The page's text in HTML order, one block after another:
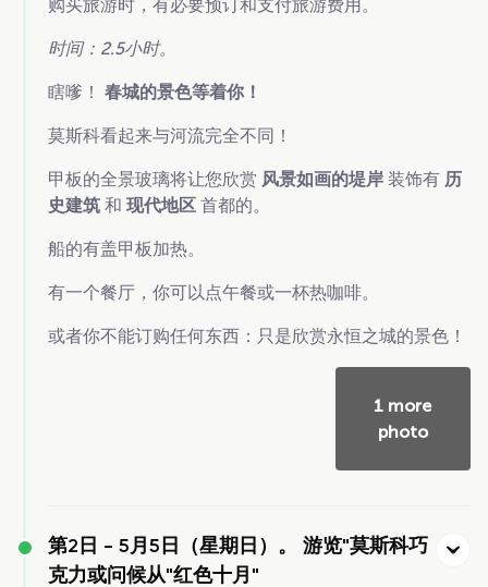
购买旅游时，有必要预订和支付旅游费用。
时间：2.5小时。
瞎嗲！ 春城的景色等着你！
莫斯科看起来与河流完全不同！
甲板的全景玻璃将让您欣赏 风景如画的堤岸 装饰有 历
史建筑 和 现代地区 首都的。
船的有盖甲板加热。
有一个餐厅，你可以点午餐或一杯热咖啡。
或者你不能订购任何东西：只是欣赏永恒之城的景色！
1 more
photo
第2日 - 5月5日（星期日）。 游览"莫斯科巧
克力或问候从"红色十月"